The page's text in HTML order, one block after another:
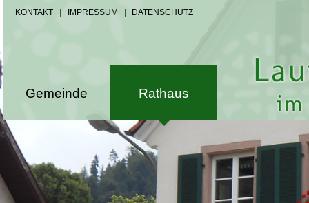
KONTAKT IMPRESSUM DATENSCHUTZ
Gemeinde Rathaus